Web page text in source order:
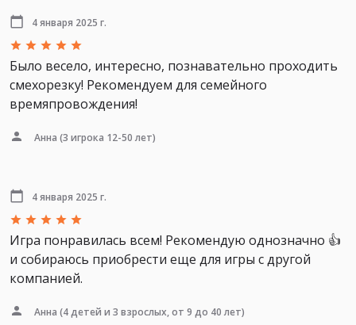
4 января 2025 г.
Было весело, интересно, познавательно проходить
смехорезку! Рекомендуем для семейного
времяпровождения!
Анна (3 игрока 12-50 лет)
4 января 2025 г.
Игра понравилась всем! Рекомендую однозначно 👍
и собираюсь приобрести еще для игры с другой
компанией.
Анна (4 детей и 3 взрослых, от 9 до 40 лет)